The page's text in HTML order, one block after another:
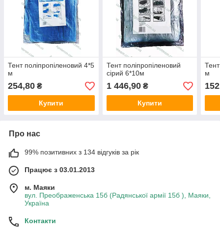
Тент поліпропіленовий 4*5
м
254,80 ₴
Купити
Тент поліпропіленовий
сірий 6*10м
1 446,90₴
Купити
м
Про нас
99% позитивних з 134 відгуків за рік
Працює з 03.01.2013
м. Маяки
вул. Преображенська 15б (Радянської армії 15б ), Маяки,
Україна
Контакти